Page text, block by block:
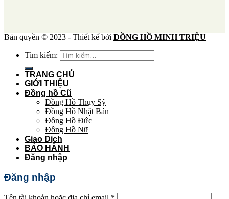
Bản quyền © 2023 - Thiết kế bởi ĐỒNG HỒ MINH TRIỆU
Tìm kiếm:
TRANG CHỦ
GIỚI THIỆU
Đồng hồ Cũ
Đồng Hồ Thụy Sỹ
Đồng Hồ Nhật Bản
Đồng Hồ Đức
Đồng Hồ Nữ
Giao Dịch
BẢO HÀNH
Đăng nhập
Đăng nhập